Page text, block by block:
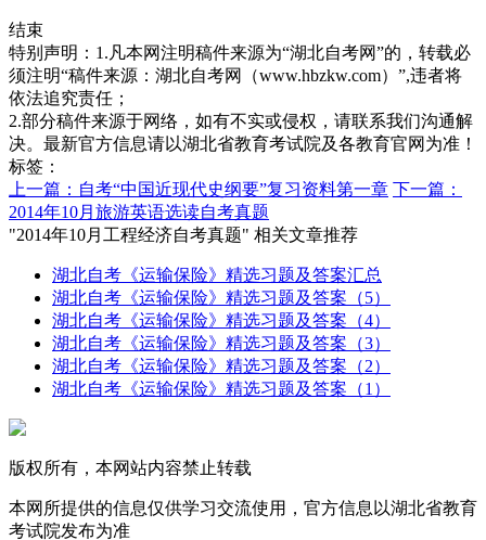
结束
特别声明：1.凡本网注明稿件来源为“湖北自考网”的，转载必
须注明“稿件来源：湖北自考网（www.hbzkw.com）”,违者将
依法追究责任；
2.部分稿件来源于网络，如有不实或侵权，请联系我们沟通解
决。最新官方信息请以湖北省教育考试院及各教育官网为准！
标签：
上一篇：自考“中国近现代史纲要”复习资料第一章 下一篇：
2014年10月旅游英语选读自考真题
"2014年10月工程经济自考真题" 相关文章推荐
湖北自考《运输保险》精选习题及答案汇总
湖北自考《运输保险》精选习题及答案（5）
湖北自考《运输保险》精选习题及答案（4）
湖北自考《运输保险》精选习题及答案（3）
湖北自考《运输保险》精选习题及答案（2）
湖北自考《运输保险》精选习题及答案（1）
版权所有，本网站内容禁止转载
本网所提供的信息仅供学习交流使用，官方信息以湖北省教育
考试院发布为准